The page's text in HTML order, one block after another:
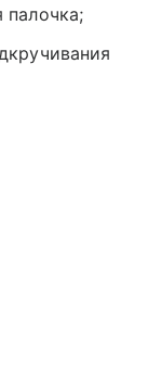
палочка;